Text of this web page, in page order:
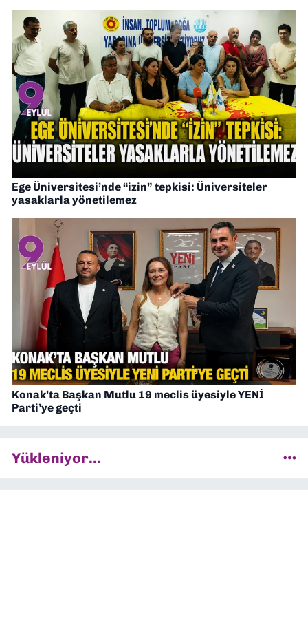
Ege Üniversitesi’nde “izin” tepkisi: Üniversiteler
yasaklarla yönetilemez
Konak’ta Başkan Mutlu 19 meclis üyesiyle YENİ
Parti’ye geçti
Yükleniyor...